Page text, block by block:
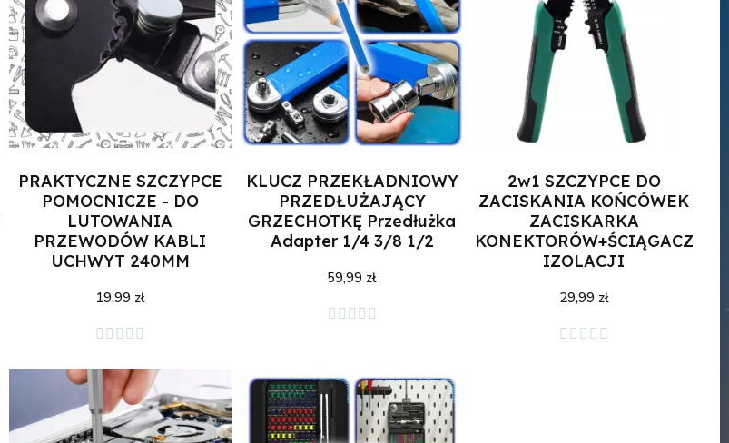
PRAKTYCZNE SZCZYPCE
POMOCNICZE - DO
LUTOWANIA
PRZEWODÓW KABLI
UCHWYT 240MM
19,99 zł
    
Dodaj do koszyka
KLUCZ PRZEKŁADNIOWY
PRZEDŁUŻAJĄCY
GRZECHOTKĘ Przedłużka
Adapter 1/4 3/8 1/2
59,99 zł
    
2w1 SZCZYPCE DO
ZACISKANIA KOŃCÓWEK
ZACISKARKA
KONEKTORÓW+ŚCIĄGACZ
IZOLACJI
29,99 zł
    
Dodaj do koszyka